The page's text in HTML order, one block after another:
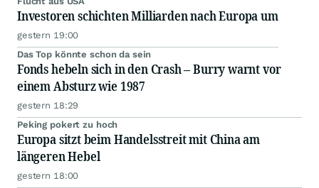
Investoren schichten Milliarden nach Europa um
gestern 19:00
Das Top könnte schon da sein
Fonds hebeln sich in den Crash – Burry warnt vor
einem Absturz wie 1987
gestern 18:29
Peking pokert zu hoch
Europa sitzt beim Handelsstreit mit China am
längeren Hebel
gestern 18:00